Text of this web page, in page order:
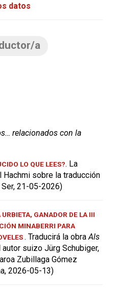
datos
a
relacionados con la
LO QUE LEES?. La
Hachmi sobre la traducción
Ser, 21-05-2026)
GANADOR DE LA III
MINABERRI PARA
. Traducirá la obraAls
autor suizo Jürg Schubiger,
Zubillaga Gómez
2026-05-13)